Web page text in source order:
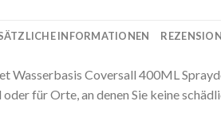
INFORMATIONEN
Wasserbasis Coversall 400ML
für Orte, an denen Sie keine